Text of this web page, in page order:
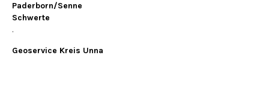
Paderborn/Senne
Schwerte
.
Geoservice Kreis Unna